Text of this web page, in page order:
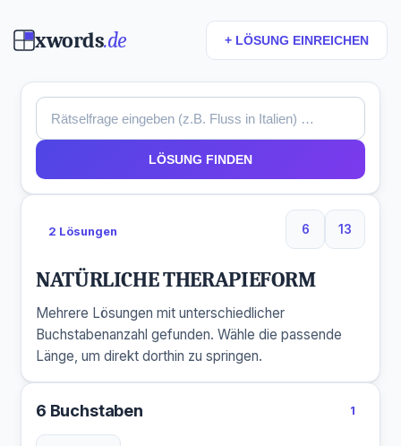
xwords.de + LÖSUNG EINREICHEN
LÖSUNG FINDEN
2 Lösungen 6
6 Buchstaben
13
13
NATÜRLICHE THERAPIEFORM
Mehrere Lösungen mit unterschiedlicher
Buchstabenanzahl gefunden. Wähle die passende
Länge, um direkt dorthin zu springen.
6 Buchstaben 1